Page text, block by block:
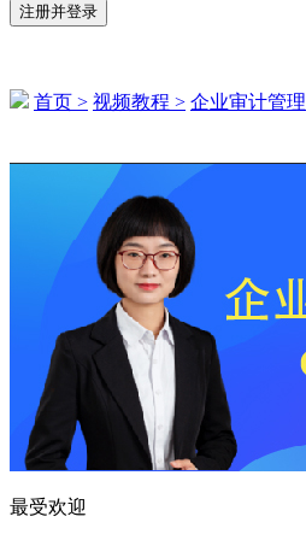
注册并登录
首页 > 视频教程 > 企业审计管理
151****2935 刚刚购买了该课程
146****1367 刚刚购买了该课程
156****4349 刚刚购买了该课程
165****2388 刚刚购买了该课程
183****4381 刚刚购买了该课程
130****5757 刚刚购买了该课程
177****2991 刚刚购买了该课程
163****1854 刚刚购买了该课程
最受欢迎